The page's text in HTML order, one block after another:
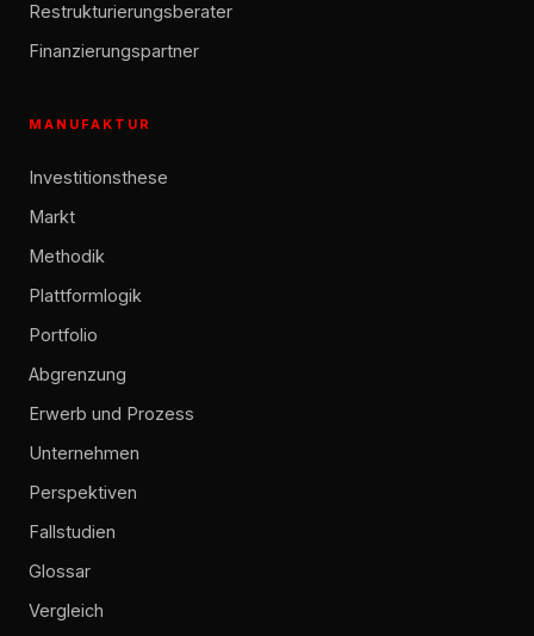
Restrukturierungsberater
Finanzierungspartner
MANUFAKTUR
Investitionsthese
Markt
Methodik
Plattformlogik
Portfolio
Abgrenzung
Erwerb und Prozess
Unternehmen
Perspektiven
Fallstudien
Glossar
Vergleich